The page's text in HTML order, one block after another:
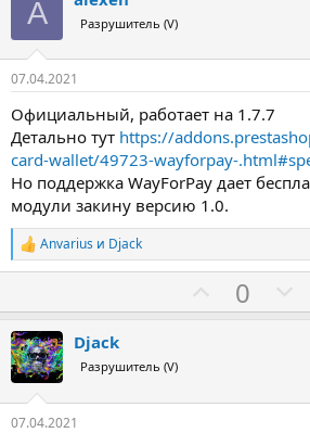
A Разрушитель (V)
07.04.2021
Официальный, работает на 1.7.7
Детально тут https://
card-wallet/49723-wayforpay-
Но поддержка WayForPay дает
модули закину версию 1.0.
Р
е
и
и
:
Anvarius и Djack
а
0
Djack
Разрушитель (V)
07.04.2021